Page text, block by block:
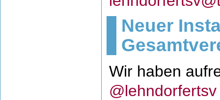
Neuer
Wir haben
@lehndorfertsv